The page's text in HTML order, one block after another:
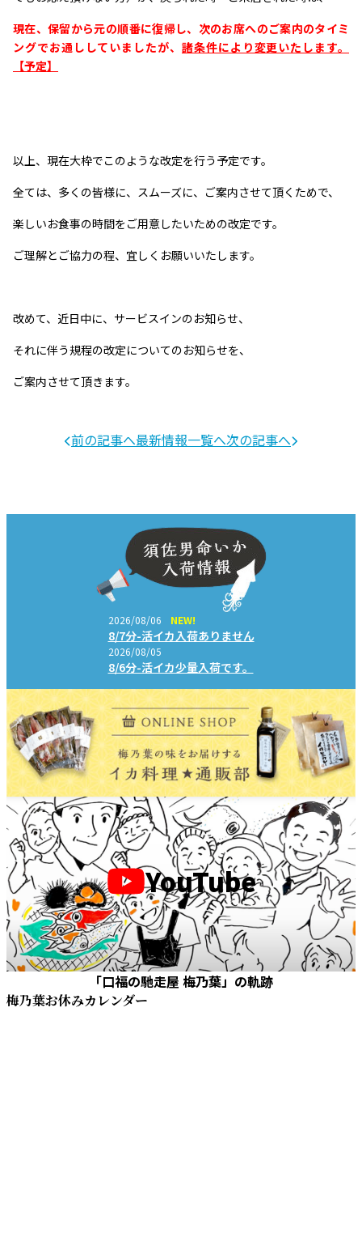
現在、保留から元の順番に復帰し、次のお席へのご案内のタイミ
ングでお通ししていましたが、 諸条件により変更いたします。
【予定】
以上、現在大枠でこのような改定を行う予定です。
全ては、多くの皆様に、スムーズに、ご案内させて頂くためで、
楽しいお食事の時間をご用意したいための改定です。
ご理解とご協力の程、宜しくお願いいたします。
改めて、近日中に、サービスインのお知らせ、
それに伴う規程の改定についてのお知らせを、
ご案内させて頂きます。
前の記事へ最新情報一覧へ次の記事へ
2026/08/06 NEW!
8/7分-活イカ入荷ありません
2026/08/05
8/6分-活イカ少量入荷です。
YouTube
「口福の馳走屋 梅乃葉」の軌跡
梅乃葉お休みカレンダー